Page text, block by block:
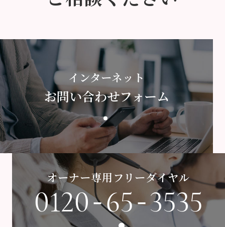
インターネット
お問い合わせフォーム
オーナー専用フリーダイヤル
0120-65-3535